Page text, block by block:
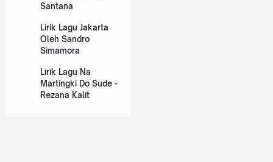
Santana
Lirik Lagu Jakarta
Oleh Sandro
Simamora
Lirik Lagu Na
Martingki Do Sude -
Rezana Kalit